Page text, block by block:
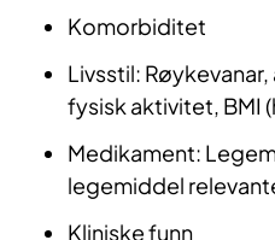
Komorbiditet
Livsstil:
fysisk aktivitet, BMI
Medikament:
legemiddel
Kliniske funn